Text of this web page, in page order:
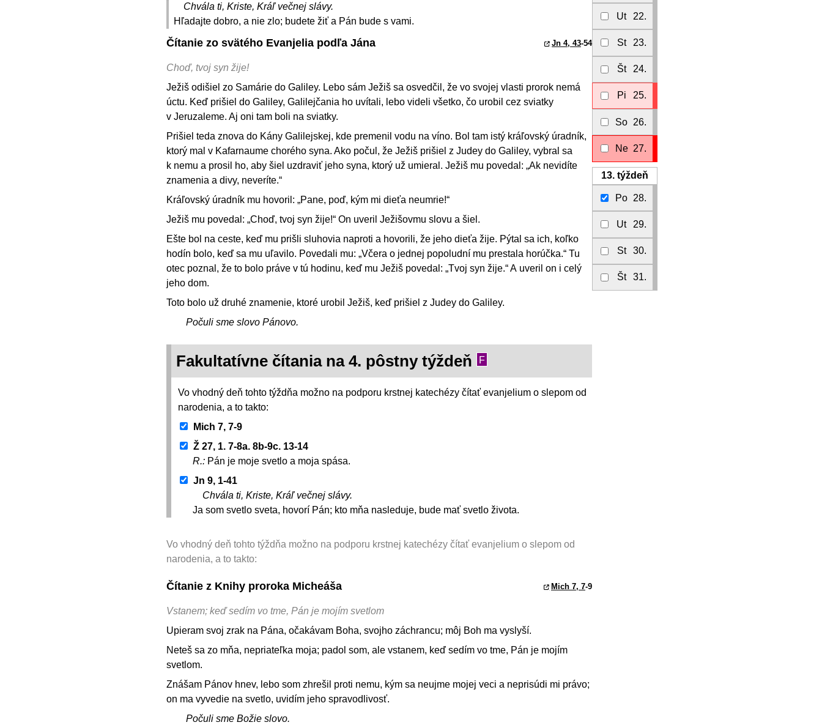
Chvála ti, Kriste, Kráľ večnej slávy.
Hľadajte dobro, a nie zlo; budete žiť a Pán bude s vami.
Čítanie zo svätého Evanjelia podľa Jána Jn 4, 43-54
Choď, tvoj syn žije!
Ježiš odišiel zo Samárie do Galiley. Lebo sám Ježiš sa osvedčil, že vo svojej vlasti prorok nemá
úctu. Keď prišiel do Galiley, Galilejčania ho uvítali, lebo videli všetko, čo urobil cez sviatky
v Jeruzaleme. Aj oni tam boli na sviatky.
Prišiel teda znova do Kány Galilejskej, kde premenil vodu na víno. Bol tam istý kráľovský úradník,
ktorý mal v Kafarnaume chorého syna. Ako počul, že Ježiš prišiel z Judey do Galiley, vybral sa
k nemu a prosil ho, aby šiel uzdraviť jeho syna, ktorý už umieral. Ježiš mu povedal: „Ak nevidíte
znamenia a divy, neveríte.“
Kráľovský úradník mu hovoril: „Pane, poď, kým mi dieťa neumrie!“
Ježiš mu povedal: „Choď, tvoj syn žije!“ On uveril Ježišovmu slovu a šiel.
Ešte bol na ceste, keď mu prišli sluhovia naproti a hovorili, že jeho dieťa žije. Pýtal sa ich, koľko
hodín bolo, keď sa mu uľavilo. Povedali mu: „Včera o jednej popoludní mu prestala horúčka.“ Tu
otec poznal, že to bolo práve v tú hodinu, keď mu Ježiš povedal: „Tvoj syn žije.“ A uveril on i celý
jeho dom.
Toto bolo už druhé znamenie, ktoré urobil Ježiš, keď prišiel z Judey do Galiley.
Počuli sme slovo Pánovo.
Fakultatívne čítania na 4. pôstny týždeň F
Vo vhodný deň tohto týždňa možno na podporu krstnej katechézy čítať evanjelium o slepom od
narodenia, a to takto:
Mich 7, 7-9
Ž 27, 1. 7-8a. 8b-9c. 13-14
R.: Pán je moje svetlo a moja spása.
Jn 9, 1-41
Chvála ti, Kriste, Kráľ večnej slávy.
Ja som svetlo sveta, hovorí Pán; kto mňa nasleduje, bude mať svetlo života.
Vo vhodný deň tohto týždňa možno na podporu krstnej katechézy čítať evanjelium o slepom od
narodenia, a to takto:
Čítanie z Knihy proroka Micheáša Mich 7, 7-9
Vstanem; keď sedím vo tme, Pán je mojím svetlom
Upieram svoj zrak na Pána, očakávam Boha, svojho záchrancu; môj Boh ma vyslyší.
Neteš sa zo mňa, nepriateľka moja; padol som, ale vstanem, keď sedím vo tme, Pán je mojím
svetlom.
Znášam Pánov hnev, lebo som zhrešil proti nemu, kým sa neujme mojej veci a neprisúdi mi právo;
on ma vyvedie na svetlo, uvidím jeho spravodlivosť.
Počuli sme Božie slovo.
Ut 22.
St 23.
Št 24.
Pi 25.
So 26.
Ne 27.
13.týždeň
Po 28.
Ut 29.
St 30.
Št 31.